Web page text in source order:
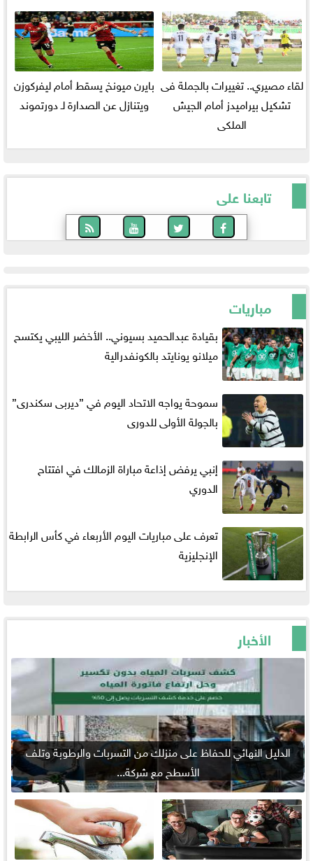
لقاء مصيري.. تغييرات بالجملة فى
تشكيل بيراميدز أمام الجيش
الملكى
بايرن ميونخ يسقط أمام ليفركوزن
ويتنازل عن الصدارة لـ دورتموند
تابعنا على
مباريات
بقيادة عبدالحميد بسيوني.. الأخضر الليبي يكتسح
ميلانو يونايتد بالكونفدرالية
سموحة يواجه الاتحاد اليوم في ”ديربى سكندرى”
بالجولة الأولى للدورى
إنبي يرفض إذاعة مباراة الزمالك في افتتاح
الدوري
تعرف على مباريات اليوم الأربعاء في كأس الرابطة
الإنجليزية
الأخبار
الدليل النهائي للحفاظ على منزلك من التسربات والرطوبة وتلف
الأسطح مع شركة...